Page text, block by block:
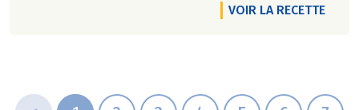
VOIR LA RECETTE